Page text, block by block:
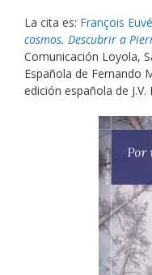
La cita es: François
cosmos. Descubrir a
Comunicación Loyola,
Española de Fernando
edición española de J.V.